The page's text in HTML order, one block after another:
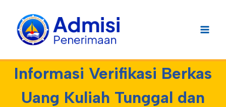
content
Informasi Verifikasi Berkas
Uang Kuliah Tunggal dan